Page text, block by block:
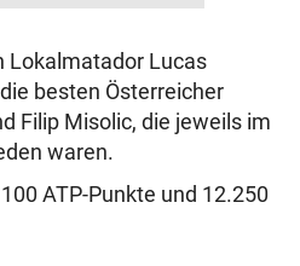
Lokalmatador Lucas
besten Österreicher
Filip Misolic, die jeweils im
waren.
ATP-Punkte und 12.250